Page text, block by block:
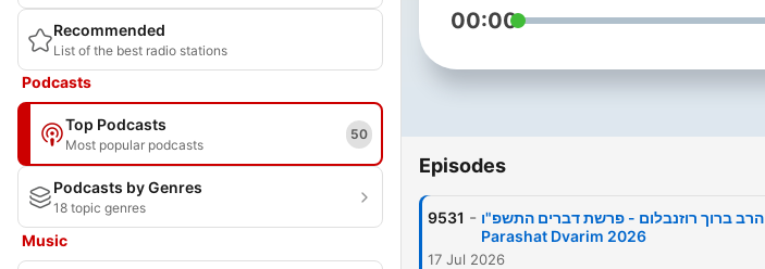
Recommended
List of the best radio stations
Podcasts
Top Podcasts
Most popular podcasts
50
Podcasts by Genres
18 topic genres
Music
00:00
Episodes
9531 - הרב ברוך רוזנבלום - פרשת דברים התשפ"ו - Rabbi Baruch Rozenblum
Parashat Dvarim 2026
17 Jul 2026